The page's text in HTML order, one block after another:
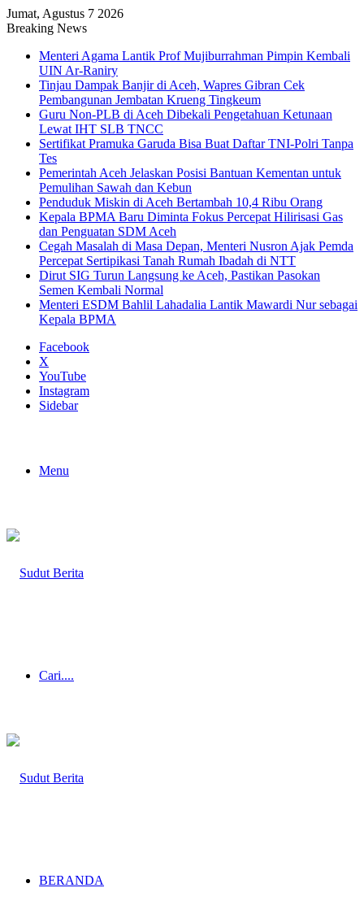
Jumat, Agustus 7 2026
Breaking News
Menteri Agama Lantik Prof Mujiburrahman Pimpin Kembali
UIN Ar-Raniry
Tinjau Dampak Banjir di Aceh, Wapres Gibran Cek
Pembangunan Jembatan Krueng Tingkeum
Guru Non-PLB di Aceh Dibekali Pengetahuan Ketunaan
Lewat IHT SLB TNCC
Sertifikat Pramuka Garuda Bisa Buat Daftar TNI-Polri Tanpa
Tes
Pemerintah Aceh Jelaskan Posisi Bantuan Kementan untuk
Pemulihan Sawah dan Kebun
Penduduk Miskin di Aceh Bertambah 10,4 Ribu Orang
Kepala BPMA Baru Diminta Fokus Percepat Hilirisasi Gas
dan Penguatan SDM Aceh
Cegah Masalah di Masa Depan, Menteri Nusron Ajak Pemda
Percepat Sertipikasi Tanah Rumah Ibadah di NTT
Dirut SIG Turun Langsung ke Aceh, Pastikan Pasokan
Semen Kembali Normal
Menteri ESDM Bahlil Lahadalia Lantik Mawardi Nur sebagai
Kepala BPMA
Facebook
X
YouTube
Instagram
Sidebar
Menu
Cari....
BERANDA